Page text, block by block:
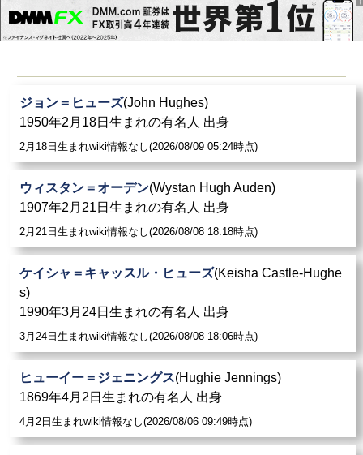
ジョン＝ヒューズ(John Hughes)
1950年2月18日生まれの有名人 出身
2月18日生まれwiki情報なし(2026/08/09 05:24時点)
ウィスタン＝オーデン(Wystan Hugh Auden)
1907年2月21日生まれの有名人 出身
2月21日生まれwiki情報なし(2026/08/08 18:18時点)
ケイシャ＝キャッスル・ヒューズ(Keisha Castle-Hughe
s)
1990年3月24日生まれの有名人 出身
3月24日生まれwiki情報なし(2026/08/08 18:06時点)
ヒューイー＝ジェニングス(Hughie Jennings)
1869年4月2日生まれの有名人 出身
4月2日生まれwiki情報なし(2026/08/06 09:49時点)